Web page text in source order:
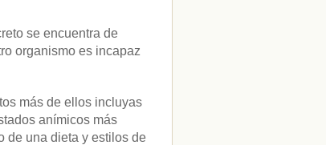
se encuentra de
organismo es incapaz
más de ellos incluyas
anímicos más
de una dieta y estilos de